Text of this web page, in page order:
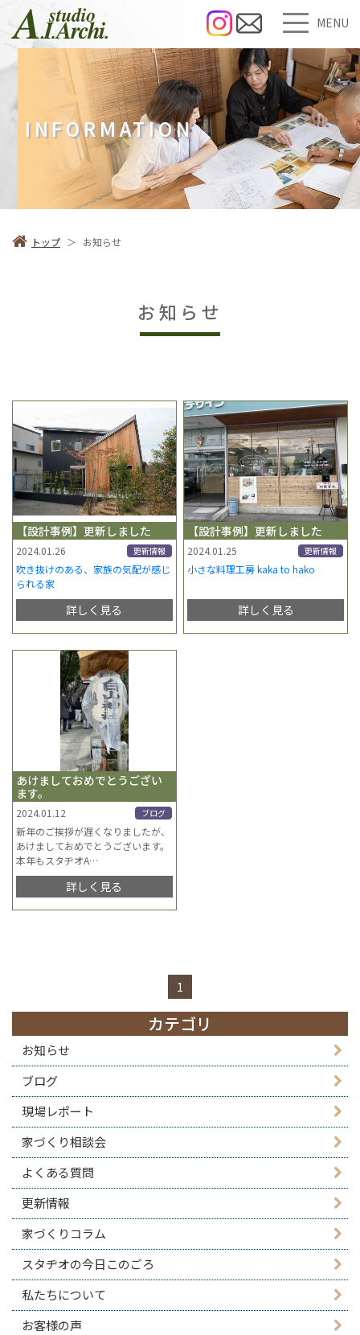
MENU
INFORMATION
トップ ＞ お知らせ
お知らせ
カテゴリ
お知らせ
ブログ
現場レポート
家づくり相談会
よくある質問
更新情報
家づくりコラム
スタヂオの今日このごろ
私たちについて
お客様の声
【設計事例】更新しました
2024.01.26 更新情報
吹き抜けのある、家族の気配が感じ
られる家
詳しく見る
【設計事例】更新しました
2024.01.25 更新情報
小さな料理工房 kaka to hako
詳しく見る
あけましておめでとうござい
ます。
2024.01.12 ブログ
新年のご挨拶が遅くなりましたが、
あけましておめでとうございます。
本年もスタヂオA…
詳しく見る
1